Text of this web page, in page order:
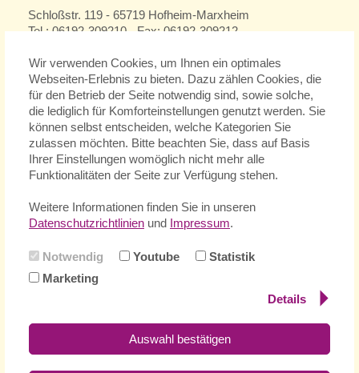
Wir verwenden Cookies, um Ihnen ein optimales
Webseiten-Erlebnis zu bieten. Dazu zählen Cookies, die
für den Betrieb der Seite notwendig sind, sowie solche,
die lediglich für Komforteinstellungen genutzt werden. Sie
können selbst entscheiden, welche Kategorien Sie
zulassen möchten. Bitte beachten Sie, dass auf Basis
Ihrer Einstellungen womöglich nicht mehr alle
Funktionalitäten der Seite zur Verfügung stehen.
Weitere Informationen finden Sie in unseren
Datenschutzrichtlinien und Impressum.
Notwendig Youtube
Statistik
Marketing
Details
Auswahl bestätigen
Schloßstr. 119 - 65719 Hofheim-Marxheim
Tel.: 06192-309210 - Fax: 06192-309212
Wir sind Mitglied in folgenden Montessori-Verbänden: